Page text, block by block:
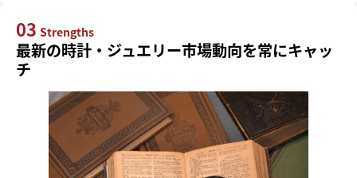
03 Strengths
最新の時計・ジュエリー市場動向を常にキャッ
チ